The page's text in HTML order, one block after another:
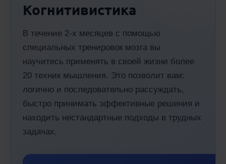
Когнитивистика
В течение 2-х месяцев с помощью
специальных тренировок мозга вы
научитесь применять в своей жизни более
20 техник мышления. Это позволит вам:
логично и последовательно рассуждать,
быстро принимать эффективные решения и
находить нестандартные подходы в трудных
задачах.